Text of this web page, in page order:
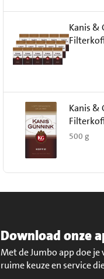
Kanis &
Kanis &
500 g
Download onze
Met de Jumbo app doe
ruime keuze en service